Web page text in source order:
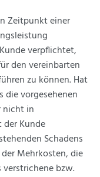
Zeitpunkt einer
verpflichtet,
den vereinbarten
zu können. Hat
die vorgesehenen
nicht in
der Kunde
Schadens
Mehrkosten, die
bzw.